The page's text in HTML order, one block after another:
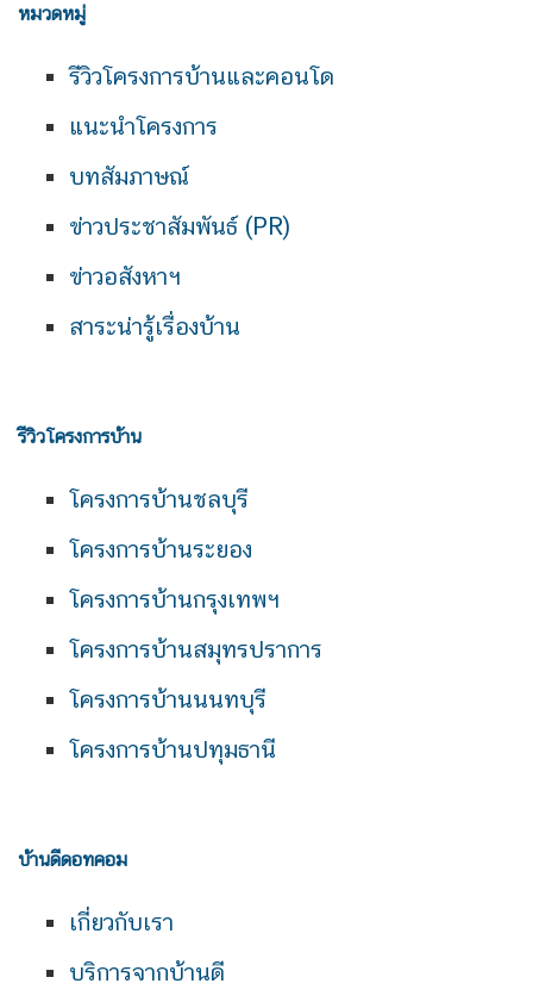
หมวดหมู่
รีวิวโครงการบ้านและคอนโด
แนะนำโครงการ
บทสัมภาษณ์
ข่าวประชาสัมพันธ์ (PR)
ข่าวอสังหาฯ
สาระน่ารู้เรื่องบ้าน
รีวิวโครงการบ้าน
โครงการบ้านชลบุรี
โครงการบ้านระยอง
โครงการบ้านกรุงเทพฯ
โครงการบ้านสมุทรปราการ
โครงการบ้านนนทบุรี
โครงการบ้านปทุมธานี
บ้านดีดอทคอม
เกี่ยวกับเรา
บริการจากบ้านดี